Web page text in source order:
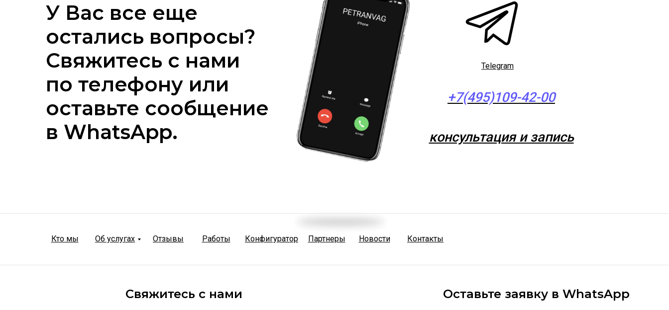
У Вас все еще
остались вопросы?
Свяжитесь с нами
по телефону или
оставьте сообщение
в WhatsApp.
Кто мы Конфигуратор
Отзывы
Telegram
Об услугах
+7(495)109-42-00
консультация и запись
Работы Партнеры Новости Контакты
Оставьте заявку в WhatsApp
Свяжитесь с нами